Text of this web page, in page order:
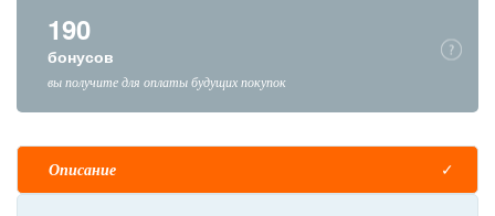
190
бонусов
вы получите для оплаты будущих покупок
Описание